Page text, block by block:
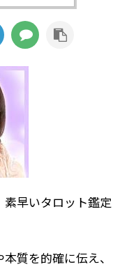
素早いタロット鑑定
質を的確に伝え、